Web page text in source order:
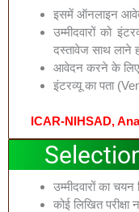
इसमें ऑनलाइन
उम्मीदवारों को
दस्तावेज साथ लाने
आवेदन करने के लिए
इंटरव्यू का पता
ICAR-NIHSAD,
उम्मीदवारों का
कोई लिखित परीक्षा